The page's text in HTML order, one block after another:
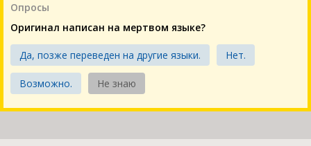
Опросы
Оригинал написан на мертвом языке?
Да, позже переведен на другие языки. Нет.
Возможно. Не знаю